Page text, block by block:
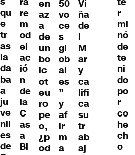
qu
e
tr
as
la
da
ba
a
ju
ve
nil
es
de
re
m
od
el
ac
ió
n
de
la
C
as
a
Bl
en
az
a
de
un
bo
ic
ot
eu
ro
pe
o,
¿p
od
50
vo
ce
s
gl
ob
al
es
”
y
af
ir
m
a
Vi
ña
de
l
M
ar
y
ca
lifi
ca
su
tr
ab
aj
r
mi
nó
de
te
ni
do
po
r
co
he
ch
o